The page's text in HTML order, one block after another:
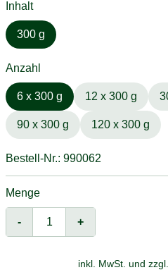
Inhalt
300 g
Anzahl
6 x 300 g 12 x 300 g
90 x 300 g 120 x 300 g
Bestell-Nr.: 990062
Menge
- +
inkl. MwSt. und